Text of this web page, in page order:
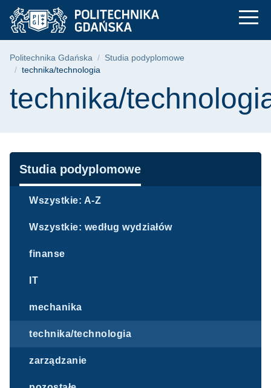
Przejdź
do
menu
Przejdź
do
wyszukiwarki
Przejdź
do
treści
technika/
Ścieżka nawigacyjna
Politechnika Gdańska
Studia podyplomowe
technika/technologia
Treść strony
technika/
Nawigacja
Studia podyplomowe
Wszystkie: A-Z
Wszystkie: według wydziałów
finanse
IT
mechanika
technika/technologia
zarządzanie